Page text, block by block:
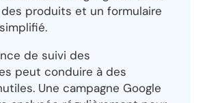
produits et un formulaire
de suivi des
peut conduire à des
Une campagne Google